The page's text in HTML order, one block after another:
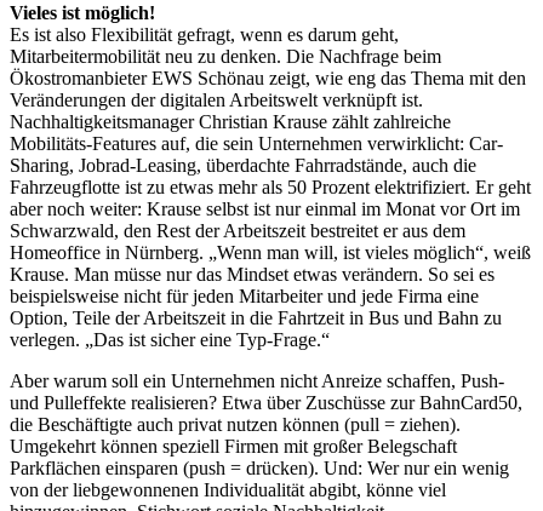
Vieles ist möglich!
Es ist also Flexibilität gefragt, wenn es darum geht,
Mitarbeitermobilität neu zu denken. Die Nachfrage beim
Ökostromanbieter EWS Schönau zeigt, wie eng das Thema mit den
Veränderungen der digitalen Arbeitswelt verknüpft ist.
Nachhaltigkeitsmanager Christian Krause zählt zahlreiche
Mobilitäts-Features auf, die sein Unternehmen verwirklicht: Car-
Sharing, Jobrad-Leasing, überdachte Fahrradstände, auch die
Fahrzeugflotte ist zu etwas mehr als 50 Prozent elektrifiziert. Er geht
aber noch weiter: Krause selbst ist nur einmal im Monat vor Ort im
Schwarzwald, den Rest der Arbeitszeit bestreitet er aus dem
Homeoffice in Nürnberg. „Wenn man will, ist vieles möglich“, weiß
Krause. Man müsse nur das Mindset etwas verändern. So sei es
beispielsweise nicht für jeden Mitarbeiter und jede Firma eine
Option, Teile der Arbeitszeit in die Fahrtzeit in Bus und Bahn zu
verlegen. „Das ist sicher eine Typ-Frage.“
Aber warum soll ein Unternehmen nicht Anreize schaffen, Push-
und Pulleffekte realisieren? Etwa über Zuschüsse zur BahnCard50,
die Beschäftigte auch privat nutzen können (pull = ziehen).
Umgekehrt können speziell Firmen mit großer Belegschaft
Parkflächen einsparen (push = drücken). Und: Wer nur ein wenig
von der liebgewonnenen Individualität abgibt, könne viel